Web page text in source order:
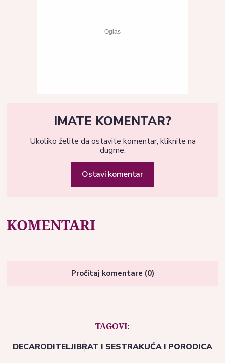
IMATE KOMENTAR?
Ukoliko želite da ostavite komentar, kliknite na
dugme.
Ostavi komentar
KOMENTARI
Pročitaj komentare (0)
TAGOVI:
DECARODITELJIBRAT I SESTRAKUĆA I PORODICA